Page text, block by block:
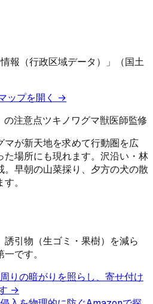
報（行政区域データ）」（国土
ップを開く →
の注意点ツキノワグマ獣医師監修
マが新天地を求めて行動圏を広
た場所にも現れます。沢沿い・林
早朝の山菜採り、夕方の犬の散
。
引物（生ゴミ・果樹）を減ら
です。
りの暗がりを照らし、寄せ付け
→